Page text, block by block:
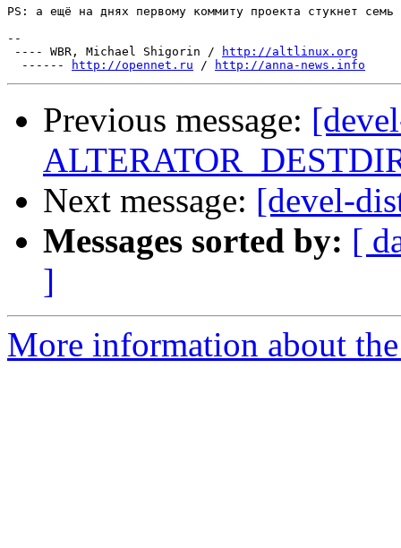
PS: а ещё на днях первому коммиту проекта стукнет семь
--
---- WBR, Michael Shigorin /
http://altlinux.org
------
http://opennet.ru / http://anna-news.info
Previous message:
Next message: [devel-
Messages sorted by: [
]
More information about